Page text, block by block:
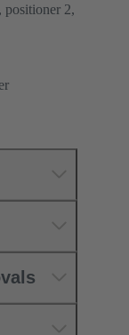
positioner 2,